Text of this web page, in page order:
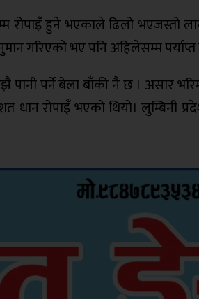
हुने भएकाले ढिलो भएजस्तो
गरिएको भए पनि अहिलेसम्म
पर्ने बेला बाँकी नै छ । असार
धान रोपाइँ भएको थियो। लुम्बिनी